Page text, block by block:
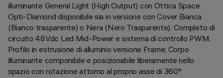
illuminante General Light (High Output) con Ottica Space
Opti-Diamond disponibile sia in versione con Cover Bianca
(Bianco trasparente) o Nera (Nero Trasparente). Completo di
circuito 48Vdc Led Mid-Power e sistema di controllo PWM.
Profilo in estrusione di alluminio versione Frame; Corpo
illuminante componibile e posizionabile liberamente nello
spazio con rotazione attorno al proprio asse di 360°